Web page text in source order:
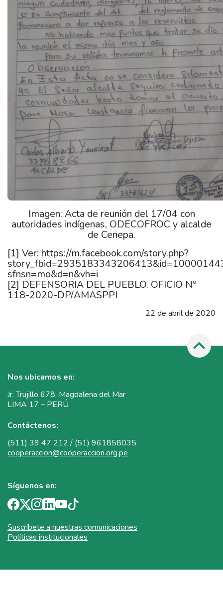
Imagen: Acta de reunión del 17/04 con
autoridades indígenas, ODECOFROC y alcalde
de Cenepa.
[1] Ver: https://m.facebook.com/story.php?
sfnsn=mo&d=n&vh=i
[2] DEFENSORIA DEL PUEBLO. OFICIO Nº
118-2020-DP/AMASPPI
22 de abril de 2020
Nos ubicamos en:
Jr. Trujillo 678, Magdalena del Mar
LIMA 17 – PERÚ
Contáctenos:
(511) 39 47 212 / (51) 961858035
cooperaccion@cooperaccion.org.pe
Síguenos en:
Suscríbete a nuestras comunicaciones
Políticas institucionales